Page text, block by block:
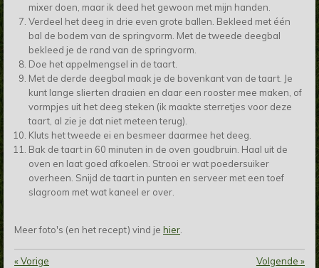
mixer doen, maar ik deed het gewoon met mijn handen.
Verdeel het deeg in drie even grote ballen. Bekleed met één
bal de bodem van de springvorm. Met de tweede deegbal
bekleed je de rand van de springvorm.
Doe het appelmengsel in de taart.
Met de derde deegbal maak je de bovenkant van de taart. Je
kunt lange slierten draaien en daar een rooster mee maken, of
vormpjes uit het deeg steken (ik maakte sterretjes voor deze
taart, al zie je dat niet meteen terug).
Kluts het tweede ei en besmeer daarmee het deeg.
Bak de taart in 60 minuten in de oven goudbruin. Haal uit de
oven en laat goed afkoelen. Strooi er wat poedersuiker
overheen. Snijd de taart in punten en serveer met een toef
slagroom met wat kaneel er over.
Meer foto's (en het recept) vind je hier.
«Vorige Volgende »